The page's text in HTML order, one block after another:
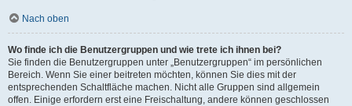
Nach oben
Wo finde ich die Benutzergruppen und wie trete ich ihnen bei?
Sie finden die Benutzergruppen unter „Benutzergruppen“ im persönlichen
Bereich. Wenn Sie einer beitreten möchten, können Sie dies mit der
entsprechenden Schaltfläche machen. Nicht alle Gruppen sind allgemein
offen. Einige erfordern erst eine Freischaltung, andere können geschlossen